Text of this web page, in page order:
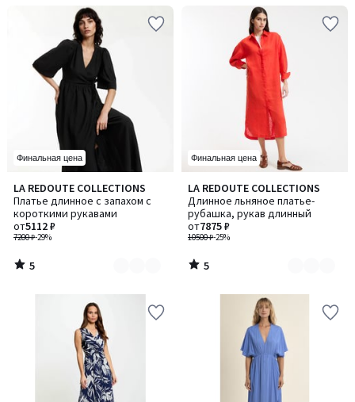
Финальная цена
LA REDOUTE COLLECTIONS
Платье длинное с запахом с
короткими рукавами
7200 ₽-29%
от5112 ₽
5
/
5
Количество
цветов:
2
5
/
Финальная цена
LA REDOUTE COLLECTIONS
Длинное льняное платье-
рубашка, рукав длинный
10500 ₽-25%
от7875 ₽
5
/
5
Количество
цветов:
2
5
/